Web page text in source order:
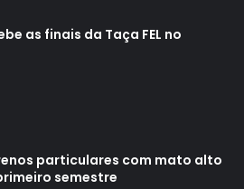
as finais da Taça FEL no
particulares com mato alto
semestre